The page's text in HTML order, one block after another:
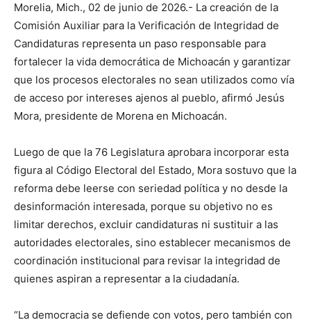
Morelia, Mich., 02 de junio de 2026.- La creación de la
Comisión Auxiliar para la Verificación de Integridad de
Candidaturas representa un paso responsable para
fortalecer la vida democrática de Michoacán y garantizar
que los procesos electorales no sean utilizados como vía
de acceso por intereses ajenos al pueblo, afirmó Jesús
Mora, presidente de Morena en Michoacán.
Luego de que la 76 Legislatura aprobara incorporar esta
figura al Código Electoral del Estado, Mora sostuvo que la
reforma debe leerse con seriedad política y no desde la
desinformación interesada, porque su objetivo no es
limitar derechos, excluir candidaturas ni sustituir a las
autoridades electorales, sino establecer mecanismos de
coordinación institucional para revisar la integridad de
quienes aspiran a representar a la ciudadanía.
“La democracia se defiende con votos, pero también con